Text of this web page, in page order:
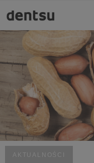
AKTUALNOŚCI